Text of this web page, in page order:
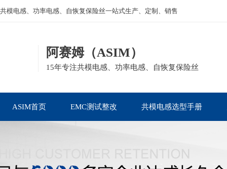
共模电感、功率电感、自恢复保险丝一站式生产、定制、销售
阿赛姆（ASIM）
15年专注共模电感、功率电感、自恢复保险丝
ASIM首页 EMC测试整改 共模电感选型手册